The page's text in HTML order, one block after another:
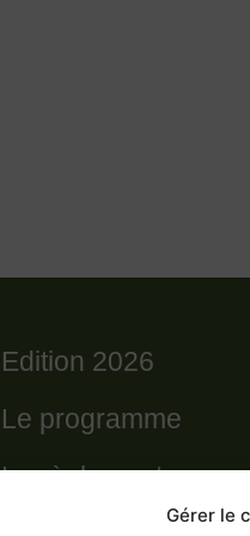
Gérer le
Edition 2026
Le programme
Le règlement